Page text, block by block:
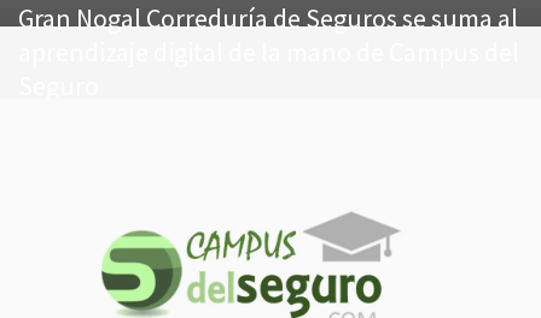
Gran Nogal Correduría de Seguros se suma al